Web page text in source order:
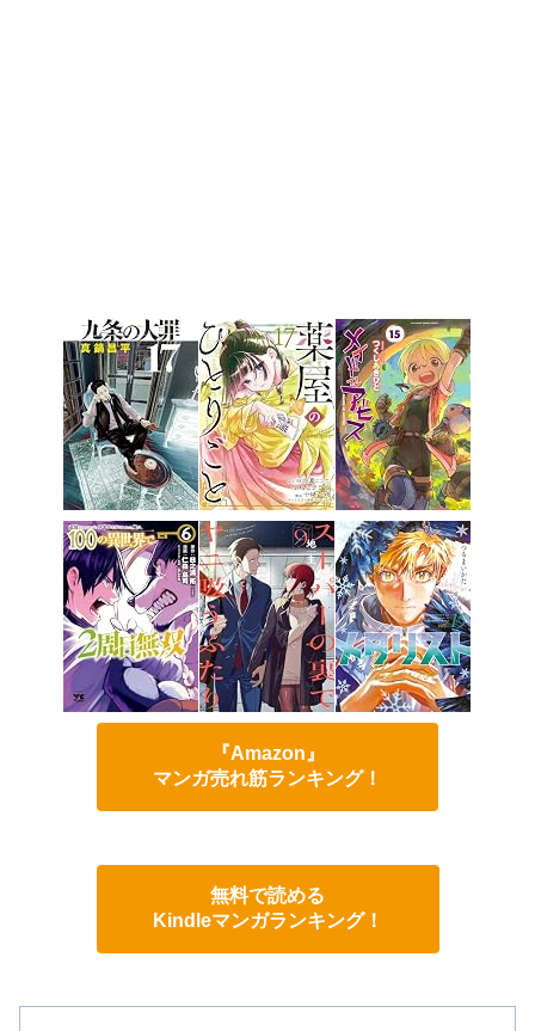
『Amazon』
マンガ売れ筋ランキング！
無料で読める
Kindleマンガランキング！